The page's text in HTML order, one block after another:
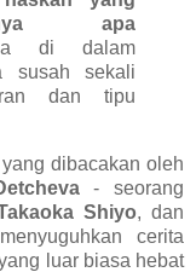
apa
di dalam
susah sekali
dan tipu
dibacakan oleh
- seorang
Shiyo, dan
cerita
luar biasa hebat